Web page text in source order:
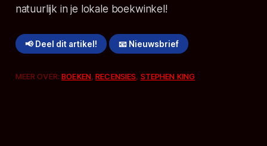
natuurlijk in je lokale boekwinkel!
📢 Deel dit artikel! 📧 Nieuwsbrief
MEER OVER:BOEKEN,RECENSIES, STEPHEN KING